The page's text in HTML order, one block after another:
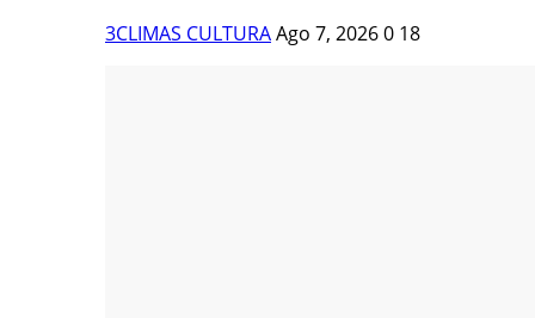
3CLIMAS CULTURAAgo 7, 20260 18